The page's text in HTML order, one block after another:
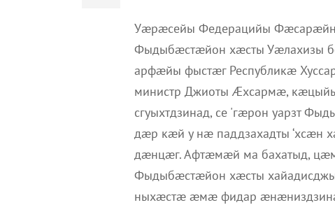
Уæрæсейы Федерацийы
Фыдыбæстæйон хæсты Уæлахизы
арфæйы фыстæг Республикæ
министр Джиоты Æхсармæ,
сгуыхтдзинад, се 'гæрон уарзт
дæр кæй у нæ паддзахадты ‘хсæн
дæнцæг. Афтæмæй ма бахатыд,
Фыдыбæстæйон хæсты
ныхæстæ æмæ фидар